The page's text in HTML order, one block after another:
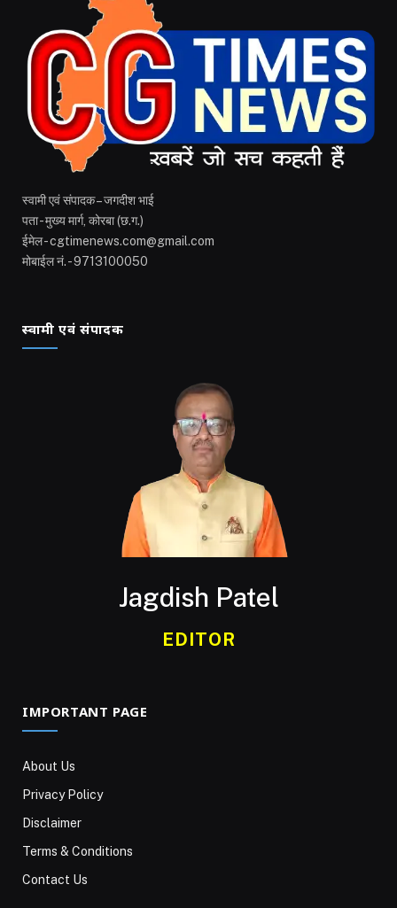
स्वामी एवं संपादक – जगदीश भाई
पता - मुख्य मार्ग, कोरबा (छ.ग.)
ईमेल - cgtimenews.com@gmail.com
मोबाईल नं. - 9713100050
स्वामी एवं संपादक
Jagdish Patel
EDITOR
IMPORTANT PAGE
About Us
Privacy Policy
Disclaimer
Terms & Conditions
Contact Us